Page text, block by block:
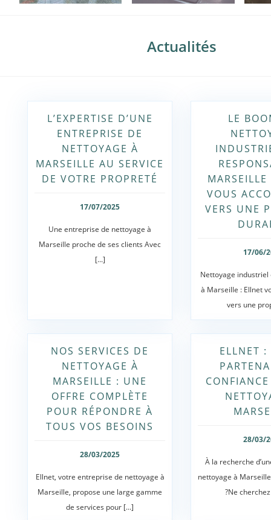
Actualités
L’EXPERTISE D’UNE
ENTREPRISE DE
NETTOYAGE À
MARSEILLE AU SERVICE
DE VOTRE PROPRETÉ
17/07/2025
Une entreprise de nettoyage à
Marseille proche de ses clients Avec
[...]
LE
VOUS
VERS UNE
17/06/
Nettoyage industriel
à Marseille : Ellnet
vers une
NOS SERVICES DE
NETTOYAGE À
MARSEILLE : UNE
OFFRE COMPLÈTE
POUR RÉPONDRE À
TOUS VOS BESOINS
28/03/2025
Ellnet, votre entreprise de nettoyage à
Marseille, propose une large gamme
de services pour [...]
ELLNET :
28/03/
À la recherche
nettoyage à
?Ne